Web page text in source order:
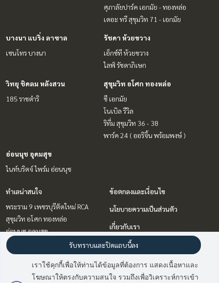
มี3คนกำลังดูประกาศนี้
ศุภาลัยปาร์ค เอกมัย - ทองหล่อ
เดอะ ทรี สุขุมวิท 71 - เอกมัย
บางนา แบริ่ง ลาซาล
เซนโทร บางนา
รัชดา ห้วยขวาง
เอ็กซ์ที ห้วยขวาง
ไลฟ์ รัชดาภิเษก
วิทยุ ชิดลม หลังสวน
185 ราชดำริ
สุขุมวิท อโศก ทองหล่อ
ซี เอกมัย
โนเบิล รีวิล
ริทึ่ม สุขุมวิท 36 - 38
พาร์ค 24 ( ออริจิ้น พร้อมพงษ์ )
อ่อนนุช อุดมสุข
ไนท์บริดจ์ ไพร์ม อ่อนนุช
ทำเลน่าสนใจ
พระราม 9 เพชรบุรีตัดใหม่ RCA
สุขุมวิท อโศก ทองหล่อ
อ่อนนุช อุดมสุข
ลาดพร้าว เซ็นทรัลลาดพร้าว
รัชดา ห้วยขวาง
บางนา แบริ่ง ลาซาล
วิทยุ ชิดลม หลังสวน
ข้อตกลงและเงื่อนไข
นโยบายความเป็นส่วนตัว
เกี่ยวกับเรา
วิธีการฝากขาย-เช่า
ติดต่อ
เราใช้คุกกี้เพื่อให้ท่านได้ข้อมูลที่ต้องการ แสดงเนื้อหาและ
โฆษณาให้ตรงกับความสนใจ รวมถึงเพื่อวิเคราะห์การเข้า
รับทราบและปิดแถบนี้ลง